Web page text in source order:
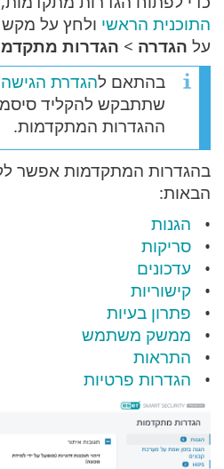
התוכנית הראשי ולחץ על מקש
על הגדרה > הגדרות
בהתאם להגדרת הגישה
שתתבקש להקליד
ההגדרות המתקדמות.
בהגדרות המתקדמות אפשר
הבאות:
הגנות
סריקות
עדכונים
קישוריות
פתרון בעיות
ממשק משתמש
התראות
הגדרות פרטיות